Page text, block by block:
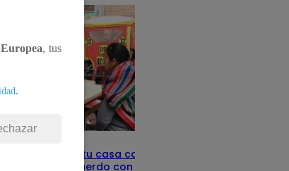
con tu DNI si tu casa califica
pobre, de acuerdo con el Sisfoh
, tus
.